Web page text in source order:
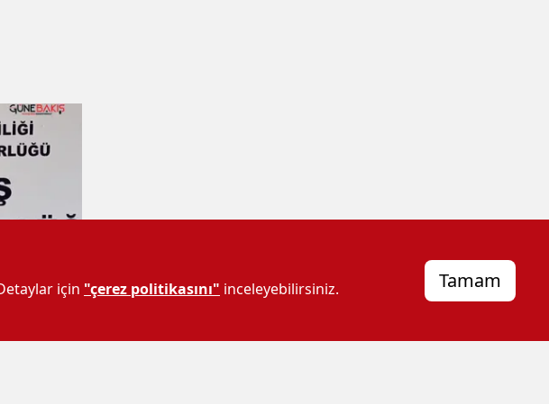
için "çerez politikasını" inceleyebilirsiniz. Tamam